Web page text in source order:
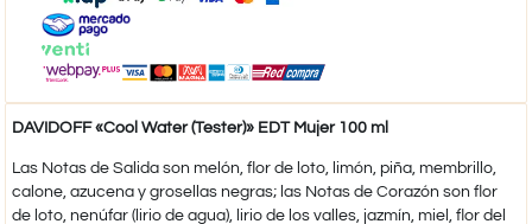
DAVIDOFF «Cool Water (Tester)» EDT Mujer 100 ml
Las Notas de Salida son melón, flor de loto, limón, piña, membrillo,
calone, azucena y grosellas negras; las Notas de Corazón son flor
de loto, nenúfar (lirio de agua), lirio de los valles, jazmín, miel, flor del